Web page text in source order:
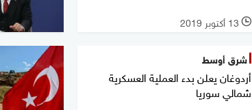
l 13 أكتوبر 2019
شرق أوسط
أردوغان يعلن بدء العملية العسكرية
شمالي سوريا